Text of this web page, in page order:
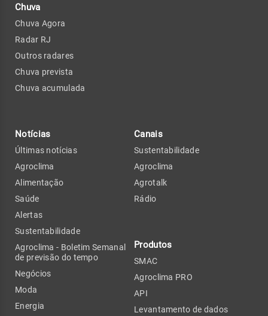
Chuva
Chuva Agora
Radar RJ
Outros radares
Chuva prevista
Chuva acumulada
Notícias
Últimas notícias
Agroclima
Alimentação
Saúde
Alertas
Sustentabilidade
Agroclima - Boletim Semanal
de previsão do tempo
Negócios
Moda
Energia
Canais
Sustentabilidade
Agroclima
Agrotalk
Rádio
Produtos
SMAC
Agroclima PRO
API
Levantamento de dados